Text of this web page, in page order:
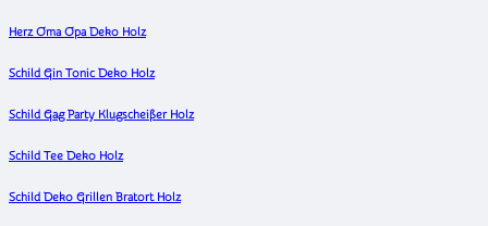
Herz Oma Opa Deko Holz
Schild Gin Tonic Deko Holz
Schild Gag Party Klugscheißer Holz
Schild Tee Deko Holz
Schild Deko Grillen Bratort Holz